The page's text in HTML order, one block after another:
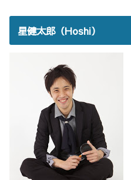
星健太郎（Hoshi）